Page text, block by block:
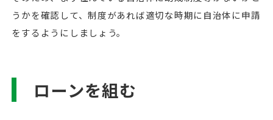
うかを確認して、制度があれば適切な時期に自治体に申請
をするようにしましょう。
ローンを組む